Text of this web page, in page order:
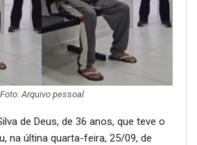
de Deus, de 36 anos, que teve o